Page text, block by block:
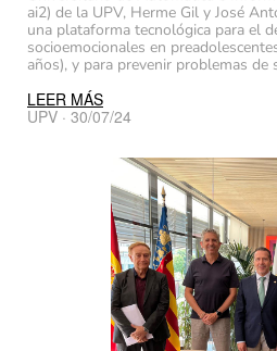
ai2) de la UPV, Herme Gil y José
una plataforma tecnológica para el
socioemocionales en
años), y para prevenir problemas de
LEER MÁS
UPV · 30/07/24